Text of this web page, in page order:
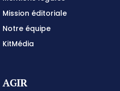
Mission éditoriale
Notre équipe
KitMédia
AGIR